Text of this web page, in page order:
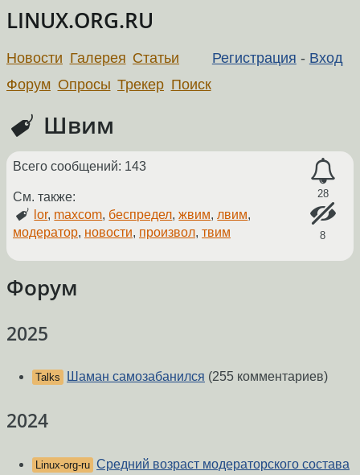
LINUX.ORG.RU
Регистрация - Вход
Новости Галерея Статьи
Форум Опросы Трекер Поиск
Швим
28
8
Всего сообщений: 143
См. также:
lor, maxcom, беспредел,жвим, лвим,
модератор, новости, произвол, твим
Форум
2025
Talks Шаман самозабанился (255 комментариев)
2024
Linux-org-ru Средний возраст модераторского состава